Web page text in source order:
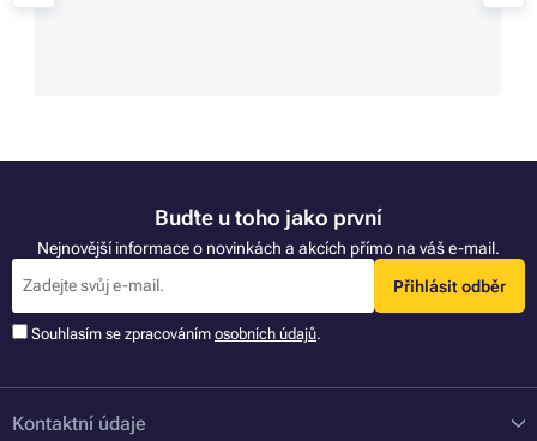
Buďte u toho jako první
Nejnovější informace o novinkách a akcích přímo na váš e-mail.
Přihlásit odběr
Souhlasím se zpracováním osobních údajů.
Kontaktní údaje